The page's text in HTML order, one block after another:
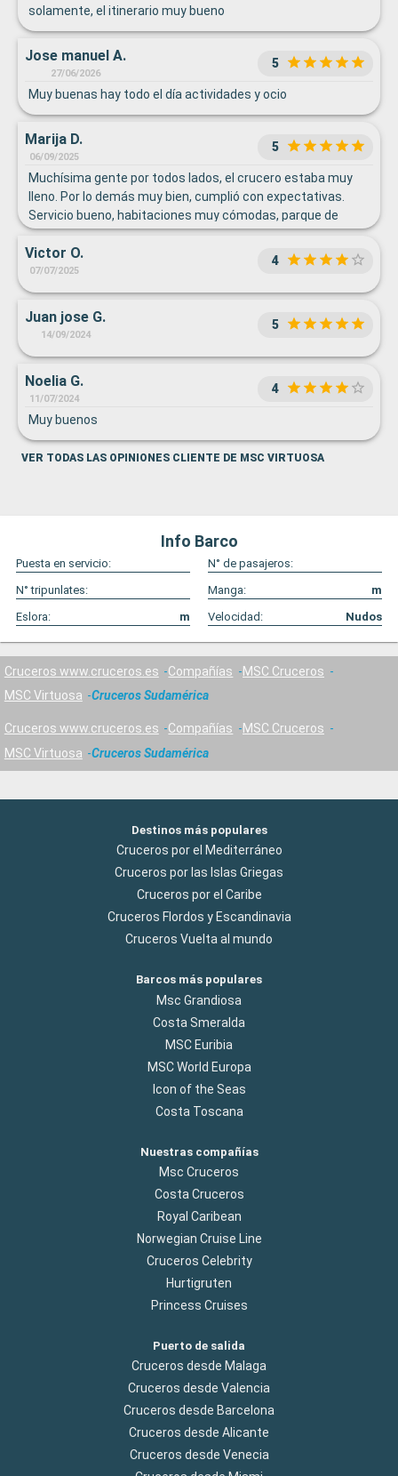
solamente, el itinerario muy bueno
Jose manuel A.
27/06/2026
5
Muy buenas hay todo el día actividades y ocio
Marija D.
06/09/2025
5
Muchísima gente por todos lados, el crucero estaba muy
lleno. Por lo demás muy bien, cumplió con expectativas.
Servicio bueno, habitaciones muy cómodas, parque de
cuerdas y parque acuático una pasada para los niños (y
adultos), el kids club les encantó también.
Victor O.
07/07/2025
4
Juan jose G.
14/09/2024
5
Noelia G.
11/07/2024
4
Muy buenos
VER TODAS LAS OPINIONES CLIENTE DE MSC VIRTUOSA
Info Barco
Puesta en servicio:
N° de pasajeros:
N° tripunlates:
Manga:
m
Eslora:
m Velocidad: Nudos
Cruceros www.cruceros.es Compañías
MSC Cruceros
MSC Virtuosa
Cruceros Sudamérica
Cruceros www.cruceros.es Compañías
MSC Cruceros
MSC Virtuosa
Cruceros Sudamérica
Destinos más populares
Cruceros por el Mediterráneo
Cruceros por las Islas Griegas
Cruceros por el Caribe
Cruceros Flordos y Escandinavia
Cruceros Vuelta al mundo
Barcos más populares
Msc Grandiosa
Costa Smeralda
MSC Euribia
MSC World Europa
Icon of the Seas
Costa Toscana
Nuestras compañías
Msc Cruceros
Costa Cruceros
Royal Caribean
Norwegian Cruise Line
Cruceros Celebrity
Hurtigruten
Princess Cruises
Puerto de salida
Cruceros desde Malaga
Cruceros desde Valencia
Cruceros desde Barcelona
Cruceros desde Alicante
Cruceros desde Venecia